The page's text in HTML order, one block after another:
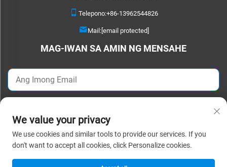
Telepono:+86-13962544826
Mail:[email protected]
MAG-IWAN SA AMIN NG MENSAHE
Karapatan sa Pambansang Kopyright © 2025 Suzhou Detao Textile Co., Ltd.
Lahat ng karapatan ay ipinaglalaban. |
Patakaran sa Pagkapribado
We value your privacy
We use cookies and similar tools to provide our services. If you
don't want to accept all cookies, click Personalize cookies.